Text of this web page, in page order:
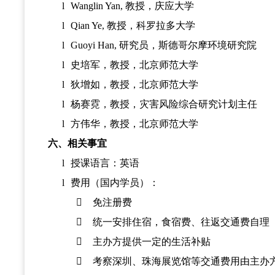
l
Wanglin Yan, 教授，庆应大学
l
Qian Ye, 教授，科罗拉多大学
l
Guoyi Han, 研究员，斯德哥尔摩环境研究院
l
史培军，教授，北京师范大学
l
狄增如，教授，北京师范大学
l
杨赛霓，教授，灾害风险综合研究计划主任
l
方伟华，教授，北京师范大学
六、相关事宜
l
授课语言：英语
l
费用（国内学员）：

免注册费

统一安排住宿，食宿费、往返交通费自理

主办方提供一定的生活补贴

考察深圳、珠海展览馆等交通费用由主办